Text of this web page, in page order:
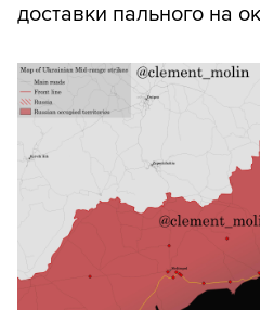
доставки пального на